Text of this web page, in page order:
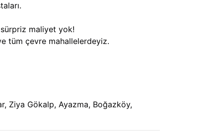
maliyet yok!
tüm çevre mahallelerdeyiz.
Ziya Gökalp, Ayazma, Boğazköy,